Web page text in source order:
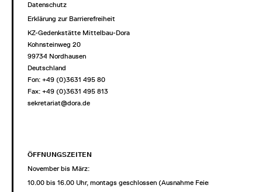
Datenschutz
Erklärung zur Barrierefreiheit
KZ-Gedenkstätte Mittelbau-Dora
Kohnsteinweg 20
99734 Nordhausen
Deutschland
Fon: +49 (0)3631 495 80
Fax: +49 (0)3631 495 813
sekretariat@dora.de
ÖFFNUNGSZEITEN
November bis März:
10.00 bis 16.00 Uhr, montags geschlossen (Ausnahme Feiertage)